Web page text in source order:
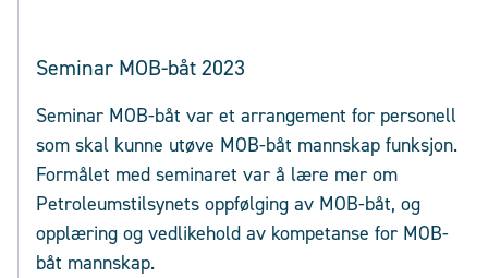
Seminar MOB-båt 2023
Seminar MOB-båt var et arrangement for personell
som skal kunne utøve MOB-båt mannskap funksjon.
Formålet med seminaret var å lære mer om
Petroleumstilsynets oppfølging av MOB-båt, og
opplæring og vedlikehold av kompetanse for MOB-
båt mannskap.